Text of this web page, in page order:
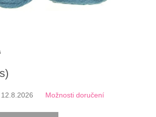
12.8.2026 Možnosti doručení